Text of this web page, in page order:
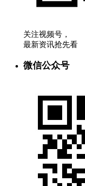
关注视频号，
最新资讯抢先看
微信公众号